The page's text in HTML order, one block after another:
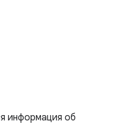
информация об